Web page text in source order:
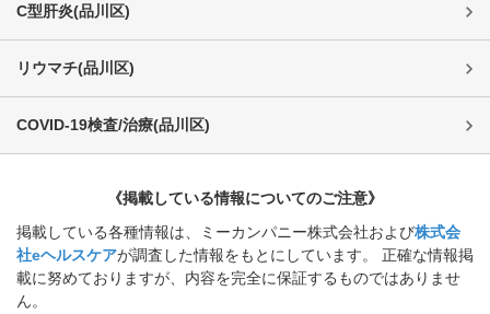
C型肝炎(品川区)
リウマチ(品川区)
COVID-19検査/治療(品川区)
《掲載している情報についてのご注意》
掲載している各種情報は、ミーカンパニー株式会社および株式会
社eヘルスケアが調査した情報をもとにしています。 正確な情報掲
載に努めておりますが、内容を完全に保証するものではありませ
ん。